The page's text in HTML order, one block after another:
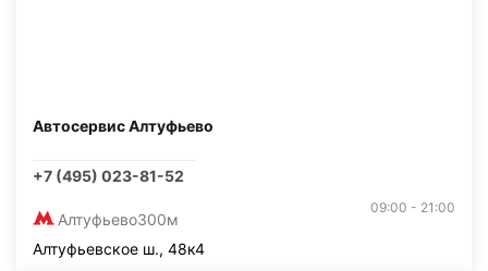
Автосервис Алтуфьево
+7 (495) 023-81-52
Алтуфьево300м
09:00 - 21:00
Алтуфьевское ш., 48к4